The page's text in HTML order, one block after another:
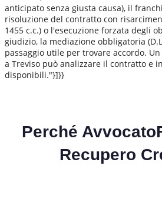
anticipato senza giusta causa), il
risoluzione del contratto con
1455 c.c.) o l'esecuzione forzata degli
giudizio, la mediazione obbligatoria
passaggio utile per trovare accordo.
a Treviso può analizzare il contratto e
disponibili."}]}}
Perché
Recupero